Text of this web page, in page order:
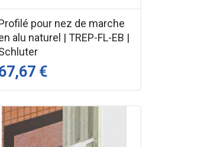
pour nez de marche
alu naturel | TREP-FL-EB |
€